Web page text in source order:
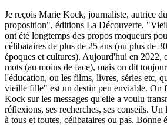
Je reçois Marie Kock, journaliste, autrice
proposition", éditions La Découverte.
ont été longtemps des propos moqueurs
célibataires de plus de 25 ans (ou plus de
époques et cultures). Aujourd'hui en 2022,
mots (au moins de face), mais on dit
l'éducation, ou les films, livres, séries etc,
vieille fille" est un destin peu enviable. On
Kock sur les messages qu'elle a voulu
réflexions, ses recherches, ses conseils.
à tous et toutes, célibataires ou pas. Bonne